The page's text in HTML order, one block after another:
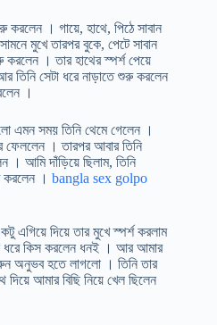
। গায়ে, হাথে, পিঠে সাবান
মুখে তারপর বুকে, পেটে সাবান
করলেন । তার হাথের স্পর্শ পেয়ে
সেটা ধরে নাড়াতে শুরু করলেন
।
এমন সময় তিনি থেমে গেলেন ।
ফেললেন । তারপর আবার তিনি
আমি দাঁড়িয়ে ছিলাম, তিনি
করলেন । bangla sex golpo
এগিয়ে দিয়ে তার মুখে স্পর্শ করলাম
ধরে কিস করলেন ধনই । আর আমার
অনুভব হতে লাগলো । তিনি তার
আমার বিছি নিয়ে খেল ছিলেন